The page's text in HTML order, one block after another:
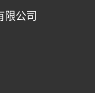
限公司